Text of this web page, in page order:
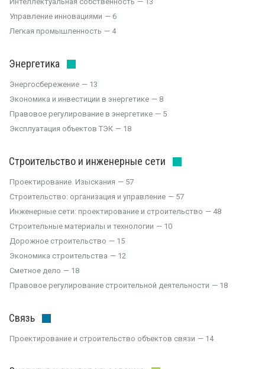
Управление инновациями
6
Легкая промышленность
4
Энергетика
Энергосбережение
13
Экономика и инвестиции в энергетике
8
Правовое регулирование в энергетике
5
Эксплуатация объектов ТЭК
18
Строительство и инженерные сети
Проектирование. Изыскания
57
Строительство: организация и управление
57
Инженерные сети: проектирование и строительство
48
Строительные материалы и технологии
10
Дорожное строительство
15
Экономика строительства
12
Сметное дело
18
Правовое регулирование строительной деятельности
18
Связь
Проектирование и строительство объектов связи 14